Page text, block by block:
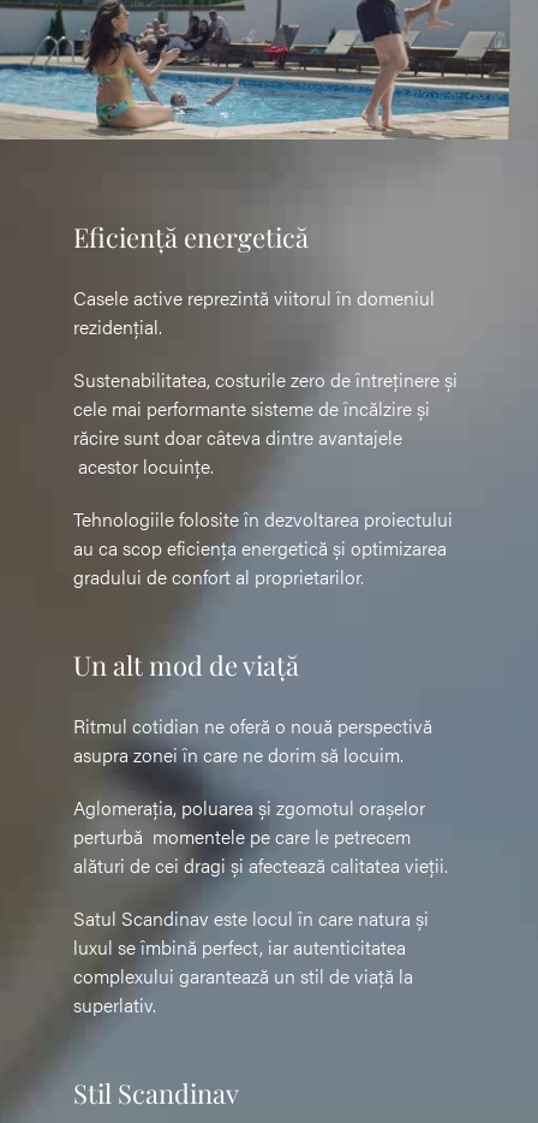
Eficiență energetică
Casele active reprezintă viitorul în domeniul
rezidențial.
Sustenabilitatea, costurile zero de întreținere și
cele mai performante sisteme de încălzire și
răcire sunt doar câteva dintre avantajele
acestor locuințe.
Tehnologiile folosite în dezvoltarea proiectului
au ca scop eficiența energetică și optimizarea
gradului de confort al proprietarilor.
Un alt mod de viață
Ritmul cotidian ne oferă o nouă perspectivă
asupra zonei în care ne dorim să locuim.
Aglomerația, poluarea și zgomotul orașelor
perturbă momentele pe care le petrecem
alături de cei dragi și afectează calitatea vieții.
Satul Scandinav este locul în care natura și
luxul se îmbină perfect, iar autenticitatea
complexului garantează un stil de viață la
superlativ.
Stil Scandinav